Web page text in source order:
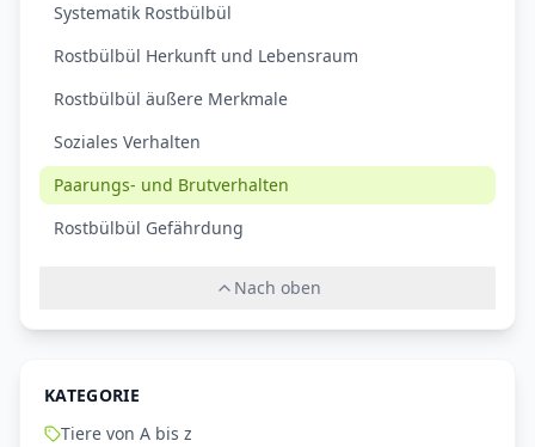
Systematik Rostbülbül
Rostbülbül Herkunft und Lebensraum
Rostbülbül äußere Merkmale
Soziales Verhalten
Paarungs- und Brutverhalten
Rostbülbül Gefährdung
Nach oben
KATEGORIE
Tiere von A bis z